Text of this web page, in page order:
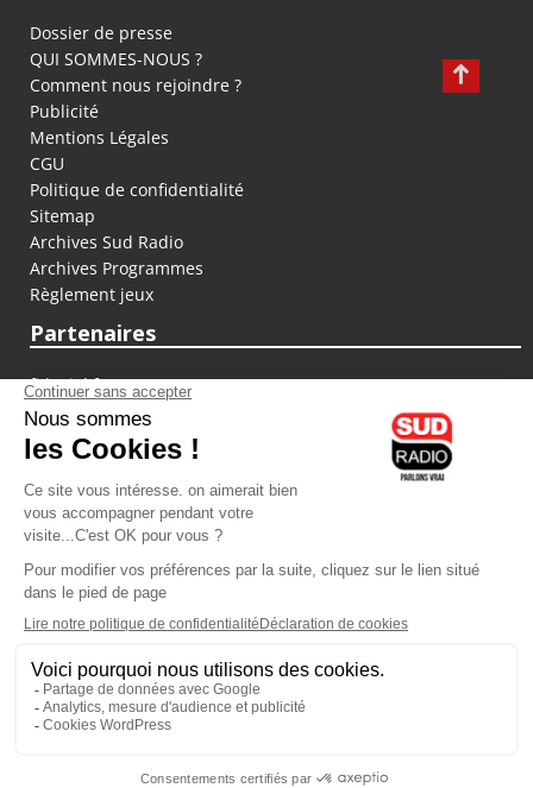
Dossier de presse
QUI SOMMES-NOUS ?
Comment nous rejoindre ?
Publicité
Mentions Légales
CGU
Politique de confidentialité
Sitemap
Archives Sud Radio
Archives Programmes
Règlement jeux
Partenaires
fiducial.fr
lyoncapitale.fr
olympique-et-lyonnais.com
L'application Iphone / Android
Téléchargez l'application
Les cookies
Gestion des cookies
Crédit photos : ©Sud Radio / Pierre Olivier